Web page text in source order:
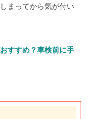
まってから気が付い
すすめ？車検前に手